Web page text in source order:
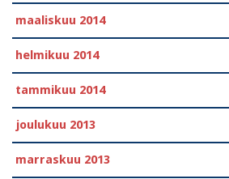
maaliskuu 2014
helmikuu 2014
tammikuu 2014
joulukuu 2013
marraskuu 2013